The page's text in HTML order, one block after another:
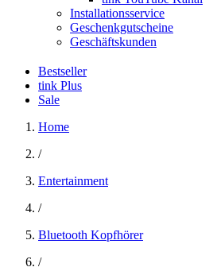
Installationsservice
Geschenkgutscheine
Geschäftskunden
Bestseller
tink Plus
Sale
Home
/
Entertainment
/
Bluetooth Kopfhörer
/